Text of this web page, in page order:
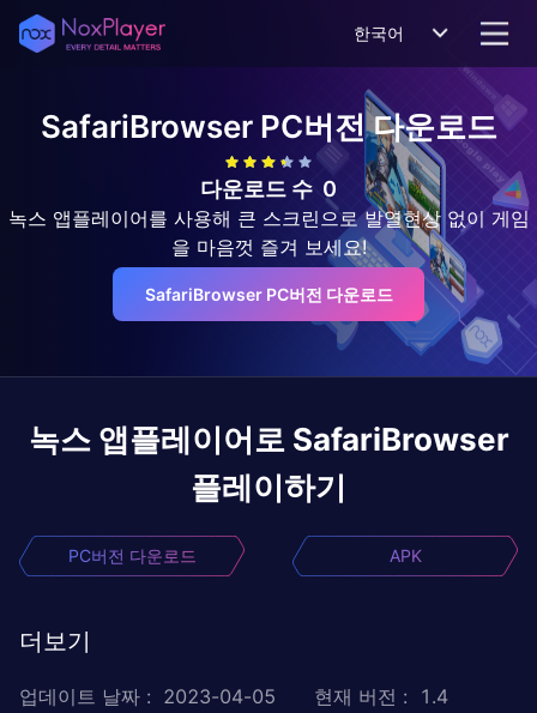
한국어
SafariBrowserPC버전 다운로드
다운로드 수 0
녹스 앱플레이어를 사용해 큰 스크린으로 발열현상 없이 게임
을 마음껏 즐겨 보세요!
SafariBrowser PC버전 다운로드
녹스 앱플레이어로 SafariBrowser
플레이하기
PC버전 다운로드 APK
더보기
업데이트 날짜 : 2023-04-05 현재 버전 : 1.4